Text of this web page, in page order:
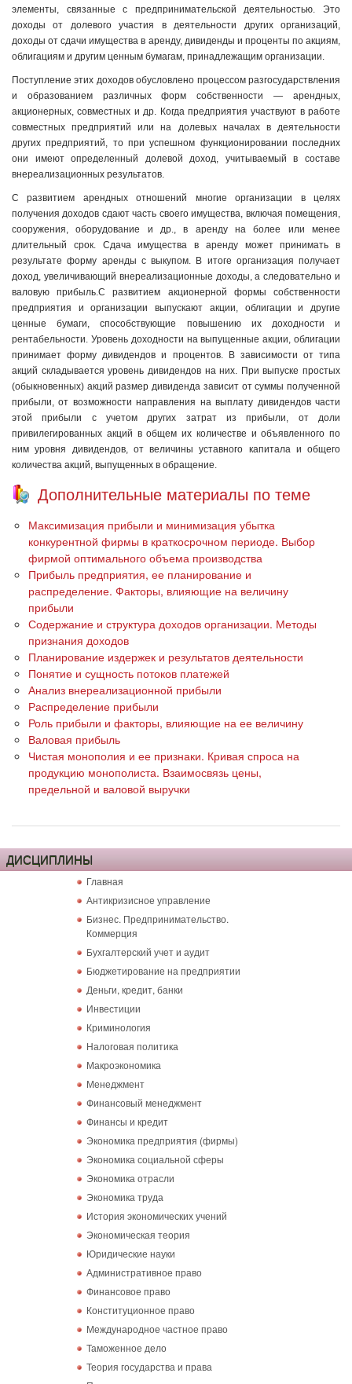
элементы, связанные с предпринимательской деятельностью. Это
доходы от долевого участия в деятельности других организаций,
доходы от сдачи имущества в аренду, дивиденды и проценты по акциям,
облигациям и другим ценным бумагам, принадлежащим организации.
Поступление этих доходов обусловлено процессом разгосударствления
и образованием различных форм собственности — арендных,
акционерных, совместных и др. Когда предприятия участвуют в работе
совместных предприятий или на долевых началах в деятельности
других предприятий, то при успешном функционировании последних
они имеют определенный долевой доход, учитываемый в составе
внереализационных результатов.
С развитием арендных отношений многие организации в целях
получения доходов сдают часть своего имущества, включая помещения,
сооружения, оборудование и др., в аренду на более или менее
длительный срок. Сдача имущества в аренду может принимать в
результате форму аренды с выкупом. В итоге организация получает
доход, увеличивающий внереализационные доходы, а следовательно и
валовую прибыль.С развитием акционерной формы собственности
предприятия и организации выпускают акции, облигации и другие
ценные бумаги, способствующие повышению их доходности и
рентабельности. Уровень доходности на выпущенные акции, облигации
принимает форму дивидендов и процентов. В зависимости от типа
акций складывается уровень дивидендов на них. При выпуске простых
(обыкновенных) акций размер дивиденда зависит от суммы полученной
прибыли, от возможности направления на выплату дивидендов части
этой прибыли с учетом других затрат из прибыли, от доли
привилегированных акций в общем их количестве и объявленного по
ним уровня дивидендов, от величины уставного капитала и общего
количества акций, выпущенных в обращение.
Дополнительные материалы по теме
Максимизация прибыли и минимизация убытка
конкурентной фирмы в краткосрочном периоде. Выбор
фирмой оптимального объема производства
Прибыль предприятия, ее планирование и
распределение. Факторы, влияющие на величину
прибыли
Содержание и структура доходов организации. Методы
признания доходов
Планирование издержек и результатов деятельности
Понятие и сущность потоков платежей
Анализ внереализационной прибыли
Распределение прибыли
Роль прибыли и факторы, влияющие на ее величину
Валовая прибыль
Чистая монополия и ее признаки. Кривая спроса на
продукцию монополиста. Взаимосвязь цены,
предельной и валовой выручки
ДИСЦИПЛИНЫ
Главная
Антикризисное управление
Бизнес. Предпринимательство.
Коммерция
Бухгалтерский учет и аудит
Бюджетирование на предприятии
Деньги, кредит, банки
Инвестиции
Криминология
Налоговая политика
Макроэкономика
Менеджмент
Финансовый менеджмент
Финансы и кредит
Экономика предприятия (фирмы)
Экономика социальной сферы
Экономика отрасли
Экономика труда
История экономических учений
Экономическая теория
Юридические науки
Административное право
Финансовое право
Конституционное право
Международное частное право
Таможенное дело
Теория государства и права